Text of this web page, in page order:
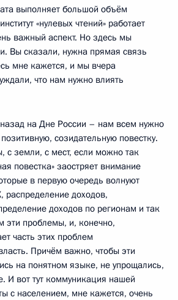
выполняет большой объём
«нулевых чтений» работает
важный аспект. Но здесь мы
Вы сказали, нужна прямая связь
мне кажется, и мы вчера
что нам нужно влиять
на Дне России – нам всем нужно
созидательную повестку.
с земли, с мест, если можно так
повестка» заостряет внимание
в первую очередь волнуют
доходов,
доходов по регионам и так
проблемы, и, конечно,
часть этих проблем
Причём важно, чтобы эти
на понятном языке, не упрощались,
И вот тут коммуникация нашей
с населением, мне кажется, очень